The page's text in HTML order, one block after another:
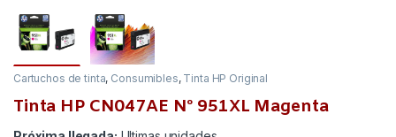
Cartuchos de tinta, Consumibles, Tinta HP Original
Tinta HP CN047AE Nº 951XL Magenta